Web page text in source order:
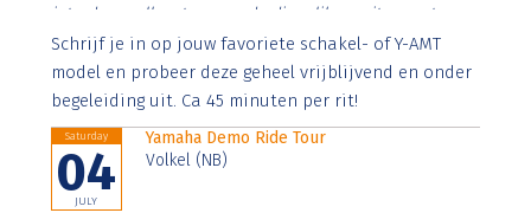
interdum nulla, ut commodo diam libero vitae erat.
Aenean faucibus nibh et justo cursus id rutrum lorem
imperdiet. Nunc ut sem vitae risus tristique posuere.
Schrijf je in op jouw favoriete schakel- of Y-AMT
model en probeer deze geheel vrijblijvend en onder
begeleiding uit. Ca 45 minuten per rit!
Saturday
04
JULY
Yamaha Demo Ride Tour
Volkel (NB)